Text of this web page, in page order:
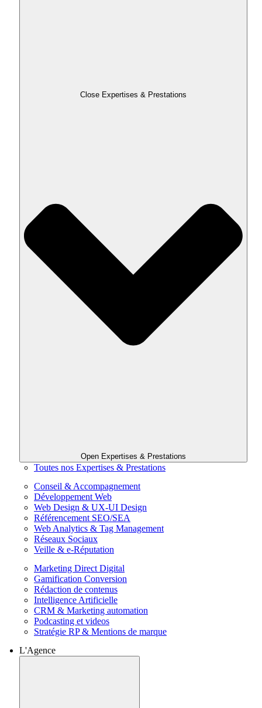
Close Expertises & Prestations
Open Expertises & Prestations
Toutes nos Expertises & Prestations
Conseil & Accompagnement
Développement Web
Web Design & UX-UI Design
Référencement SEO/SEA
Web Analytics & Tag Management
Réseaux Sociaux
Veille & e-Réputation
Marketing Direct Digital
Gamification Conversion
Rédaction de contenus
Intelligence Artificielle
CRM & Marketing automation
Podcasting et videos
Stratégie RP & Mentions de marque
L'Agence